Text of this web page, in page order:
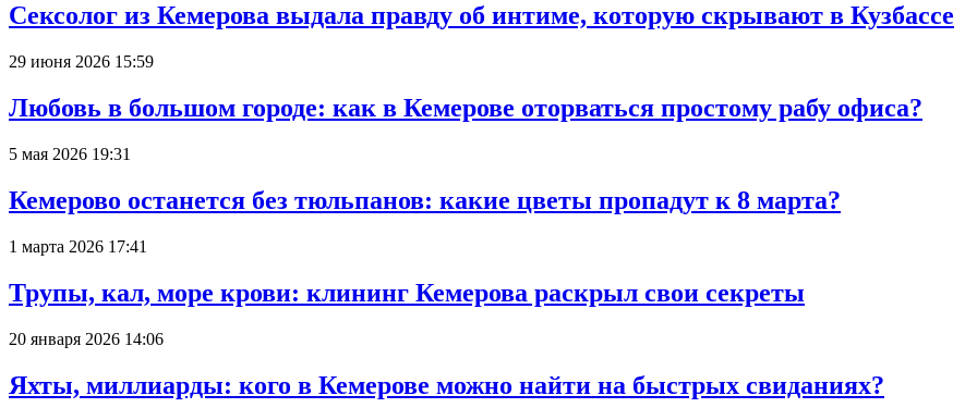
Сексолог из Кемерова выдала правду об интиме, которую скрывают в Кузбассе
29 июня 2026 15:59
Любовь в большом городе: как в Кемерове оторваться простому рабу офиса?
5 мая 2026 19:31
Кемерово останется без тюльпанов: какие цветы пропадут к 8 марта?
1 марта 2026 17:41
Трупы, кал, море крови: клининг Кемерова раскрыл свои секреты
20 января 2026 14:06
Яхты, миллиарды: кого в Кемерове можно найти на быстрых свиданиях?